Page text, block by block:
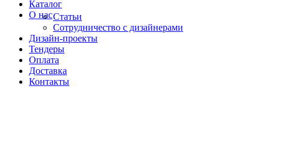
Каталог
О насСтатьи
Сотрудничество с дизайнерами
Дизайн-проекты
Тендеры
Оплата
Доставка
Контакты